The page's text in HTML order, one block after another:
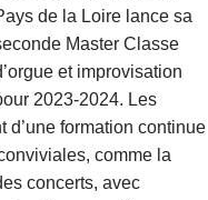
de la Loire lance sa
Master Classe
et improvisation
2023-2024. Les
d’une formation continue
comme la
concerts, avec